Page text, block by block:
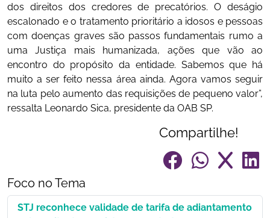
dos direitos dos credores de precatórios. O deságio
escalonado e o tratamento prioritário a idosos e pessoas
com doenças graves são passos fundamentais rumo a
uma Justiça mais humanizada, ações que vão ao
encontro do propósito da entidade. Sabemos que há
muito a ser feito nessa área ainda. Agora vamos seguir
na luta pelo aumento das requisições de pequeno valor”,
ressalta Leonardo Sica, presidente da OAB SP.
Compartilhe!
Foco no Tema
STJ reconhece validade de tarifa de adiantamento